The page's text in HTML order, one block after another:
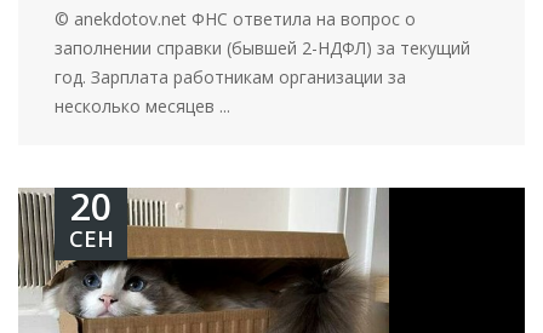
© anekdotov.net ФНС ответила на вопрос о
заполнении справки (бывшей 2-НДФЛ) за текущий
год. Зарплата работникам организации за
несколько месяцев ...
20
СЕН